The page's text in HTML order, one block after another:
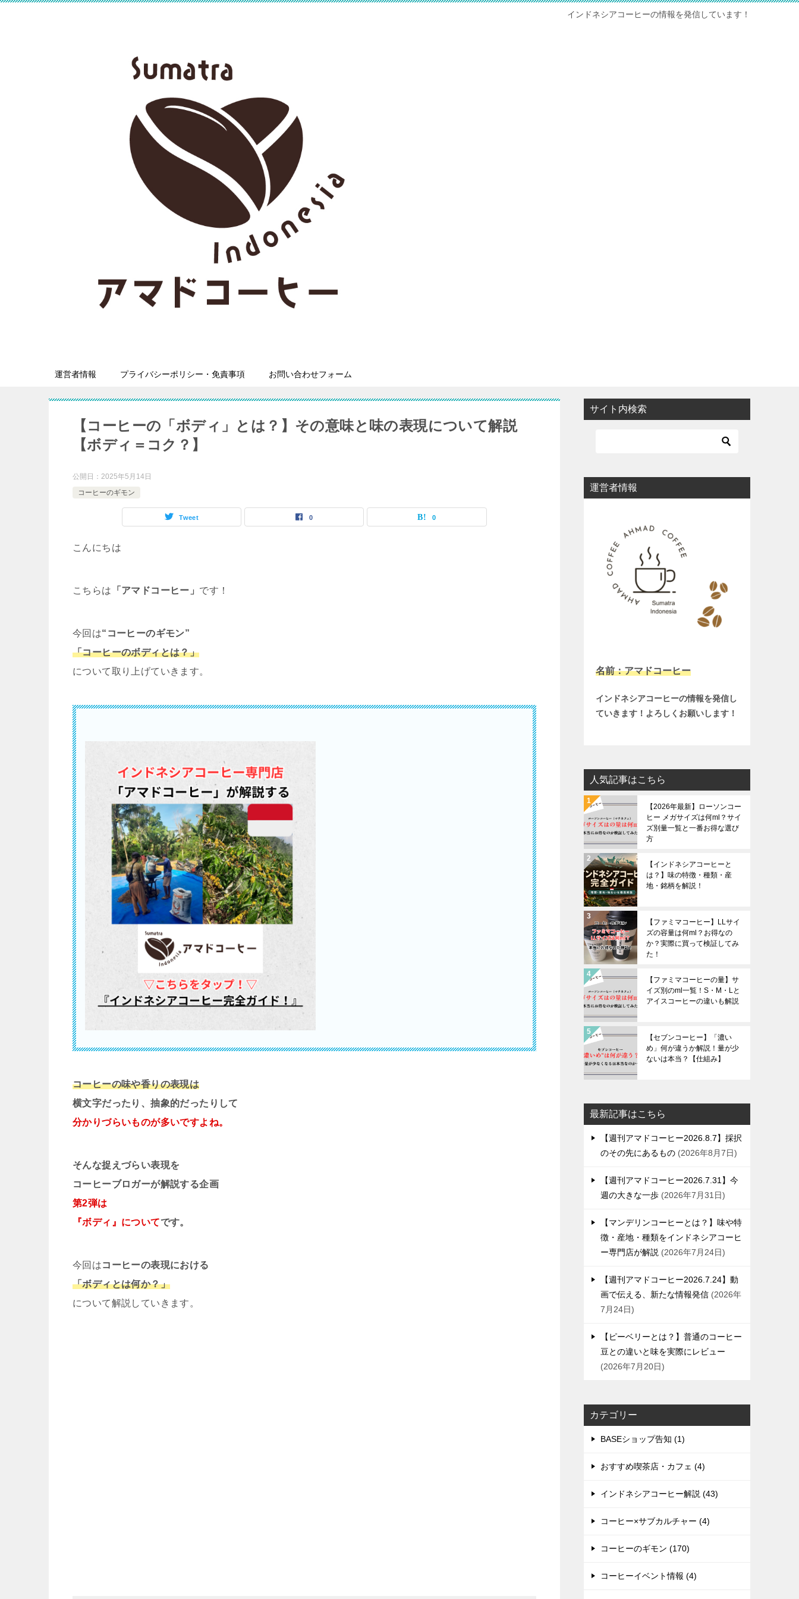
インドネシアコーヒーの情報を発信しています！
運営者情報 プライバシーポリシー・免責事項 お問い合わせフォーム
【コーヒーの「ボディ」とは？】その意味と味の表現について解説
【ボディ＝コク？】
公開日： 2025年5月14日
コーヒーのギモン
Tweet 0 0
こんにちは
こちらは 「アマドコーヒー」 です！
今回は“コーヒーのギモン”
「コーヒーのボディとは？」
について取り上げていきます。
コーヒーの味や香りの表現は
横文字だったり、抽象的だったりして
分かりづらいものが多いですよね。
そんな捉えづらい表現を
コーヒーブロガーが解説する企画
第2弾は
『ボディ』についてです。
今回はコーヒーの表現における
「ボディとは何か？」
について解説していきます。
サイト内検索
運営者情報
名前：アマドコーヒー
インドネシアコーヒーの情報を発信し
ていきます！よろしくお願いします！
人気記事はこちら
【2026年最新】ローソンコー
ヒー メガサイズは何ml？サイ
ズ別量一覧と一番お得な選び
方
【インドネシアコーヒーと
は？】味の特徴・種類・産
地・銘柄を解説！
【ファミマコーヒー】LLサイ
ズの容量は何ml？お得なの
か？実際に買って検証してみ
た！
【ファミマコーヒーの量】サ
イズ別のml一覧！S・M・Lと
アイスコーヒーの違いも解説
【セブンコーヒー】「濃い
め」何が違うか解説！量が少
ないは本当？【仕組み】
最新記事はこちら
【週刊アマドコーヒー2026.8.7】採択
のその先にあるもの 2026年8月7日
【週刊アマドコーヒー2026.7.31】今
週の大きな一歩 2026年7月31日
【マンデリンコーヒーとは？】味や特
徴・産地・種類をインドネシアコーヒ
ー専門店が解説 2026年7月24日
【週刊アマドコーヒー2026.7.24】動
画で伝える、新たな情報発信 2026年
7月24日
【ピーベリーとは？】普通のコーヒー
豆との違いと味を実際にレビュー
2026年7月20日
カテゴリー
BASEショップ告知 (1)
おすすめ喫茶店・カフェ (4)
インドネシアコーヒー解説 (43)
コーヒー×サブカルチャー (4)
コーヒーのギモン (170)
コーヒーイベント情報 (4)